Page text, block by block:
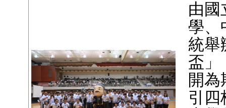
由國
學、
統舉
盃」
開
引四